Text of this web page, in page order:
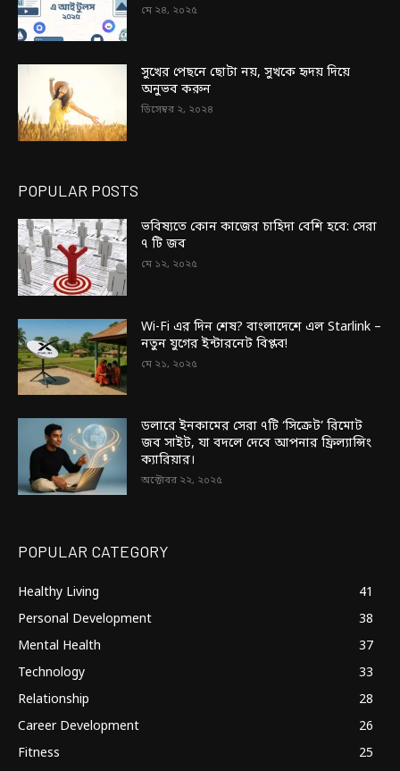
মে ২৪, ২০২৫
সুখের পেছনে ছোটা নয়, সুখকে হৃদয় দিয়ে
অনুভব করুন
ডিসেম্বর ২, ২০২৪
POPULAR POSTS
ভবিষ্যতে কোন কাজের চাহিদা বেশি হবে: সেরা
৭ টি জব
মে ১২, ২০২৫
Wi-Fi এর দিন শেষ? বাংলাদেশে এল Starlink –
নতুন যুগের ইন্টারনেট বিপ্লব!
মে ২১, ২০২৫
ডলারে ইনকামের সেরা ৭টি ‘সিক্রেট’ রিমোট
জব সাইট, যা বদলে দেবে আপনার ফ্রিল্যান্সিং
ক্যারিয়ার।
অক্টোবর ২২, ২০২৫
POPULAR CATEGORY
Healthy Living
41
Personal Development
38
Mental Health
37
Technology
33
Relationship
28
Career Development
26
Fitness
25